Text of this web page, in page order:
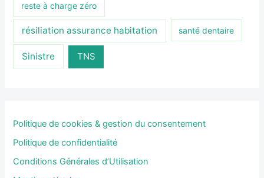
reste à charge zéro
résiliation assurance habitation santé dentaire
Sinistre TNS
Politique de cookies & gestion du consentement
Politique de confidentialité
Conditions Générales d’Utilisation